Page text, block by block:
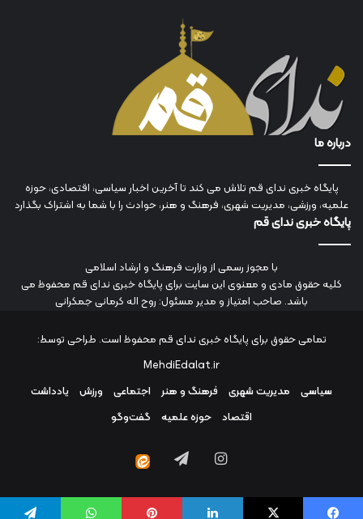
درباره ما
پایگاه خبری ندای قم تلاش می کند تا آخرین اخبار سیاسی، اقتصادی، حوزه
علمیه، ورزشی، مدیریت شهری، فرهنگ و هنر، حوادث را با شما به اشتراک بگذارد
پایگاه خبری ندای قم
با مجوز رسمی از وزارت فرهنگ و ارشاد اسلامی
کلیه حقوق مادی و معنوی این سایت برای پایگاه خبری ندای قم محفوظ می
باشد. صاحب امتیاز و مدیر مسئول: روح اله کرمانی جمکرانی
تمامی حقوق برای پایگاه خبری ندای قم محفوظ است. طراحی توسط:
MehdiEdalat.ir
سیاسی
مدیریت شهری فرهنگ و هنر اجتماعی ورزش
یادداشت
اقتصاد
حوزه علمیه گفت‌وگو
اینستاگرامتلگرام